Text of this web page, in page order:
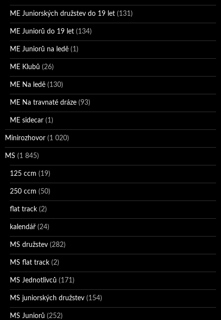
ME Juniorských družstev do 19 let (131)
ME Juniorů do 19 let (134)
ME Juniorů na ledě (1)
ME Klubů (26)
ME Na ledě (130)
ME Na travnaté dráze (93)
ME sidecar (1)
Minirozhovor (1 020)
MS (1 845)
125 ccm (19)
250 ccm (50)
flat track (2)
kalendář (24)
MS družstev (282)
MS flat track (2)
MS Jednotlivců (171)
MS juniorských družstev (154)
MS Juniorů (252)